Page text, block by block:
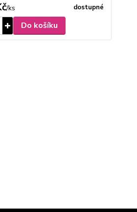
/ks dostupné
Do košíku